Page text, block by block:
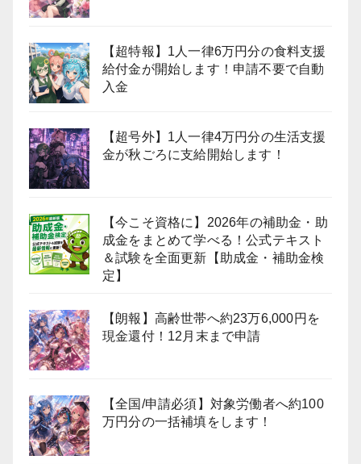
【超特報】1人一律6万円分の食料支援
給付金が開始します！申請不要で自動
入金
【超号外】1人一律4万円分の生活支援
金が秋ごろに支給開始します！
【今こそ資格に】2026年の補助金・助
成金をまとめて学べる！公式テキスト
＆試験を全面更新【助成金・補助金検
定】
【朗報】高齢世帯へ約23万6,000円を
現金還付！12月末まで申請
【全国/申請必須】対象労働者へ約100
万円分の一括補填をします！